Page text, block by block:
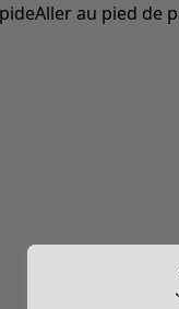
Aller au pied de